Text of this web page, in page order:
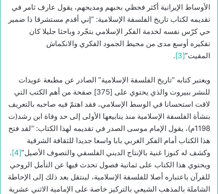
الأوساط الإيرانية أكثر فحظي بحبهم ومديحهم، يقول عارف ثامر في
تقديمه لكتاب تاريخ الفلسفة الإسلامية: “إني أقدم مستشرقا ذا ضمير
حي كرّس نفسه لخدمة الفكر الإسلامي بتجّرد وباحثا جليلا كان
تفكيره أوسع مدى من محيط الجمود الفكري والانكماش
المقيت”[3]
.
ويعتبر كتابه “تاريخ الفلسفة الإسلامية” الصادر عن مطبعة عويدات
للنشر ببيروت والذي يحتوي على [375] صفحة من أهم الكتب التي
لاقت استحسانا في الوسط الإسلامي، فقد اهتمّ فيه صاحبه بالتعريف
بنشأة الفلسفة الإسلامية منذ ينابيعها الأولى إلى حد وفاة ابن رشد(ت
1198م)، يقول الإمام موسى الصدر في تقديمه لهذا الكتاب: “لقد فتح
هذا الكتاب أمام الفكر الغربي بابا واسعا جديدا للثقافة الشرقية
وكشف له كنوزا غنية بالإنتاج الديني الفلسفي والتصوف الأصيل”[4]
.
ويحتوي هذا الكتاب على ثمانية فصول تحدث فيها عن التأمل الروحي
للقرآن باعتباره أصلا للفلسفة الإسلامية، لينتقل بعد ذلك إلى الإحاطة
الشاملة بالمذهب الشيعي بالتركيز خاصة على الإمامية الاثني عشرية